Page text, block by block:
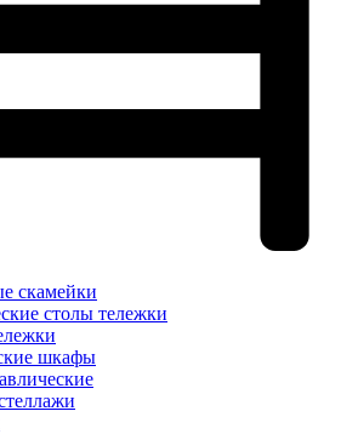
скамейки
столы тележки
шкафы